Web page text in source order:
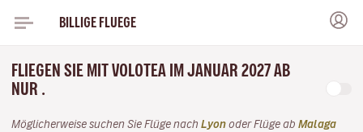
BILLIGE FLUEGE
FLIEGEN SIE MIT VOLOTEA IM JANUAR 2027 AB
NUR .
Möglicherweise suchen Sie Flüge nach Lyon oder Flüge ab Malaga